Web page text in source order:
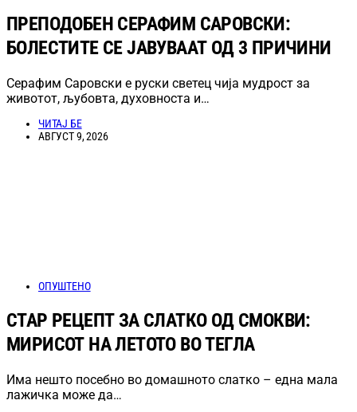
ПРЕПОДОБЕН СЕРАФИМ САРОВСКИ:
БОЛЕСТИТЕ СЕ ЈАВУВААТ ОД 3 ПРИЧИНИ
Серафим Саровски е руски светец чија мудрост за
животот, љубовта, духовноста и…
ЧИТАЈ БЕ
АВГУСТ 9, 2026
ОПУШТЕНО
СТАР РЕЦЕПТ ЗА СЛАТКО ОД СМОКВИ:
МИРИСОТ НА ЛЕТОТО ВО ТЕГЛА
Има нешто посебно во домашното слатко – една мала
лажичка може да…